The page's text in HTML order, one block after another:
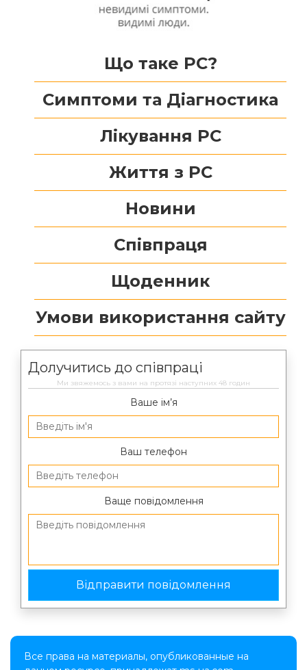
Що таке РС?
Симптоми та Діагностика
Лікування РС
Життя з РС
Новини
Співпраця
Щоденник
Умови використання сайту
Долучитись до співпраці
Ми звяжемось з вами на протязі наступних 48 годин
Ваше ім’я
Ваш телефон
Ваще повідомлення
Все права на материалы, опубликованные на